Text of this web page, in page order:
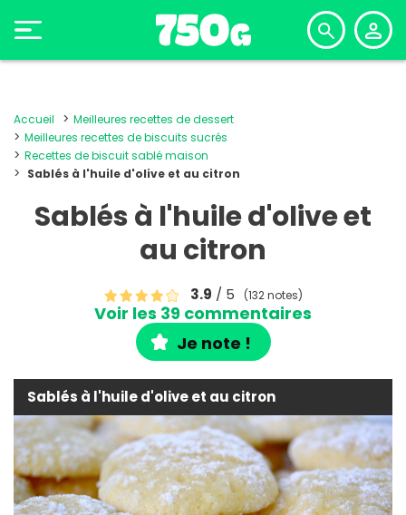
Accueil
Meilleures recettes de dessert
Meilleures recettes de biscuits sucrés
Recettes de biscuit sablé maison
Sablés à l'huile d'olive et au citron
Sablés à l'huile d'olive et
au citron
3.9 / 5 (132 notes)
Voir les 39 commentaires
Je note !
Sablés à l'huile d'olive et au citron